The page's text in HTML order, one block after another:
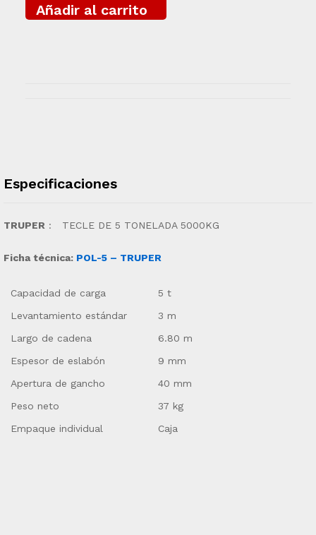
Añadir al carrito
Especificaciones
TRUPER : TECLE DE 5 TONELADA 5000KG
Ficha técnica: POL-5 – TRUPER
Capacidad de carga
5 t
Levantamiento estándar
3 m
Largo de cadena
6.80 m
Espesor de eslabón
9 mm
Apertura de gancho
40 mm
Peso neto
37 kg
Empaque individual
Caja